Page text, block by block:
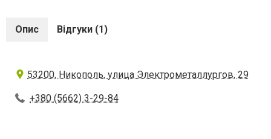
Опис Відгуки (1)
53200, Никополь, улица Электрометаллургов, 29
+380 (5662) 3-29-84